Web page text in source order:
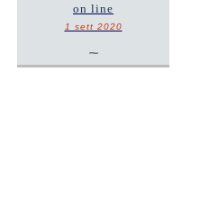
on line
1 sett 2020
~